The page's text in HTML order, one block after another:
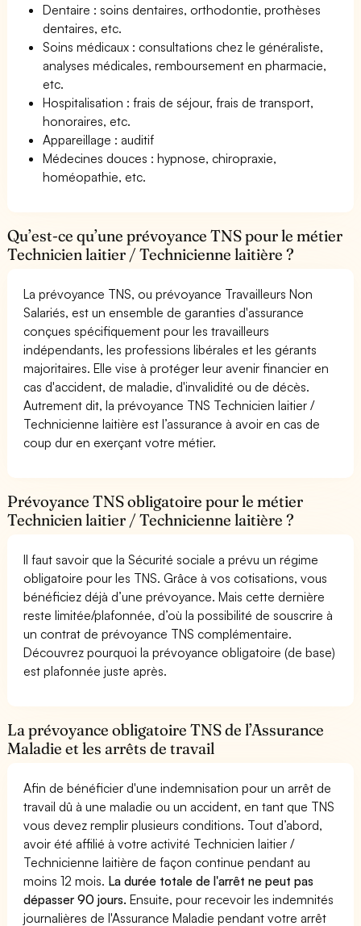
Dentaire : soins dentaires, orthodontie, prothèses
dentaires, etc.
Soins médicaux : consultations chez le généraliste,
analyses médicales, remboursement en pharmacie,
etc.
Hospitalisation : frais de séjour, frais de transport,
honoraires, etc.
Appareillage : auditif
Médecines douces : hypnose, chiropraxie,
homéopathie, etc.
Qu’est-ce qu’une prévoyance TNS pour le métier
Technicien laitier / Technicienne laitière ?
La prévoyance TNS, ou prévoyance Travailleurs Non
Salariés, est un ensemble de garanties d'assurance
conçues spécifiquement pour les travailleurs
indépendants, les professions libérales et les gérants
majoritaires. Elle vise à protéger leur avenir financier en
cas d'accident, de maladie, d'invalidité ou de décès.
Autrement dit, la prévoyance TNS Technicien laitier /
Technicienne laitière est l’assurance à avoir en cas de
coup dur en exerçant votre métier.
Prévoyance TNS obligatoire pour le métier
Technicien laitier / Technicienne laitière ?
Il faut savoir que la Sécurité sociale a prévu un régime
obligatoire pour les TNS. Grâce à vos cotisations, vous
bénéficiez déjà d’une prévoyance. Mais cette dernière
reste limitée/plafonnée, d’où la possibilité de souscrire à
un contrat de prévoyance TNS complémentaire.
Découvrez pourquoi la prévoyance obligatoire (de base)
est plafonnée juste après.
La prévoyance obligatoire TNS de l’Assurance
Maladie et les arrêts de travail
Afin de bénéficier d'une indemnisation pour un arrêt de
travail dû à une maladie ou un accident, en tant que TNS
vous devez remplir plusieurs conditions. Tout d’abord,
avoir été affilié à votre activité Technicien laitier /
Technicienne laitière de façon continue pendant au
moins 12 mois. La durée totale de l'arrêt ne peut pas
dépasser 90 jours. Ensuite, pour recevoir les indemnités
journalières de l'Assurance Maladie pendant votre arrêt